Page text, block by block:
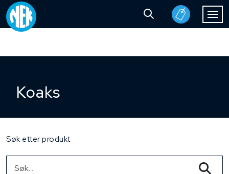
Koaks
Søk etter produkt